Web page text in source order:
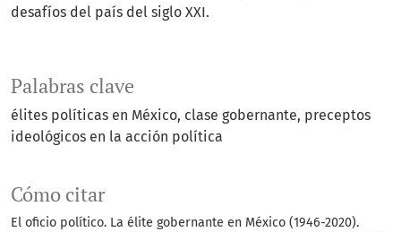
Palabras clave
élites políticas en México clase gobernante preceptos
ideológicos en la acción política
Cómo citar
El oficio político. La élite gobernante en México (1946-2020).
desafíos del país del siglo XXI.